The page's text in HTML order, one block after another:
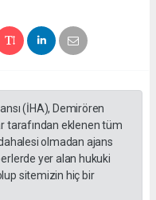
(İHA), Demirören
tarafından eklenen tüm
olmadan ajans
yer alan hukuki
sitemizin hiç bir